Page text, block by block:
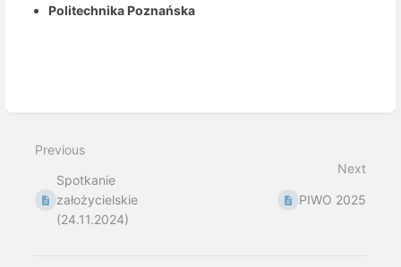
Politechnika Poznańska
mode
Previous
Spotkanie
założycielskie
(24.11.2024)
Next
PIWO 2025